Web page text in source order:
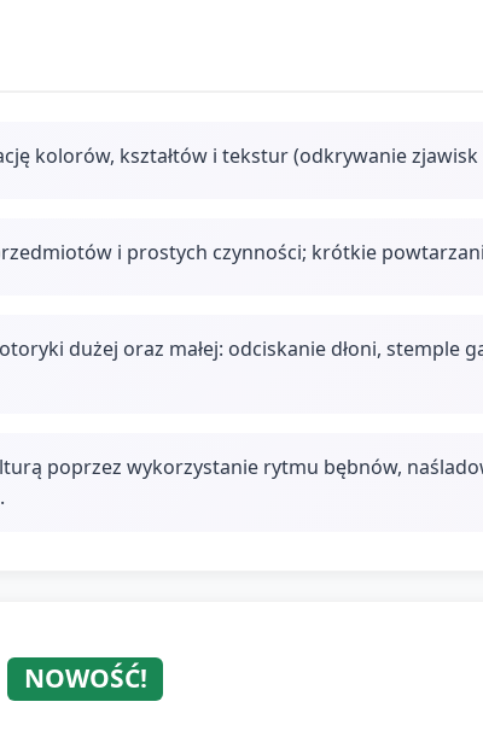
kolorów, kształtów i tekstur (odkrywanie
i prostych czynności; krótkie
dużej oraz małej: odciskanie dłoni, stemple
poprzez wykorzystanie rytmu bębnów,
NOWOŚĆ!